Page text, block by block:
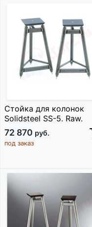
Стойка для колонок
Solidsteel SS-5. Raw.
72 870 руб.
под заказ